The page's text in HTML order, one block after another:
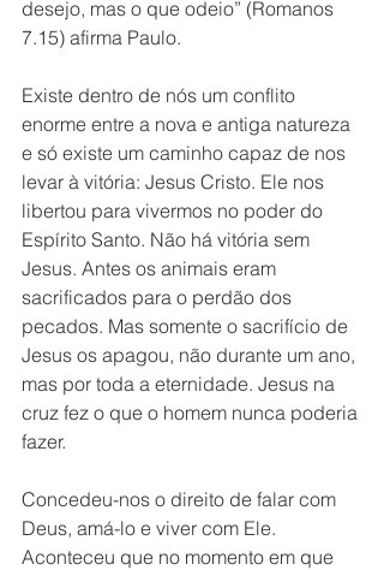
desejo, mas o que odeio” (Romanos
7.15) afirma Paulo.
Existe dentro de nós um conflito
enorme entre a nova e antiga natureza
e só existe um caminho capaz de nos
levar à vitória: Jesus Cristo. Ele nos
libertou para vivermos no poder do
Espírito Santo. Não há vitória sem
Jesus. Antes os animais eram
sacrificados para o perdão dos
pecados. Mas somente o sacrifício de
Jesus os apagou, não durante um ano,
mas por toda a eternidade. Jesus na
cruz fez o que o homem nunca poderia
fazer.
Concedeu-nos o direito de falar com
Deus, amá-lo e viver com Ele.
Aconteceu que no momento em que